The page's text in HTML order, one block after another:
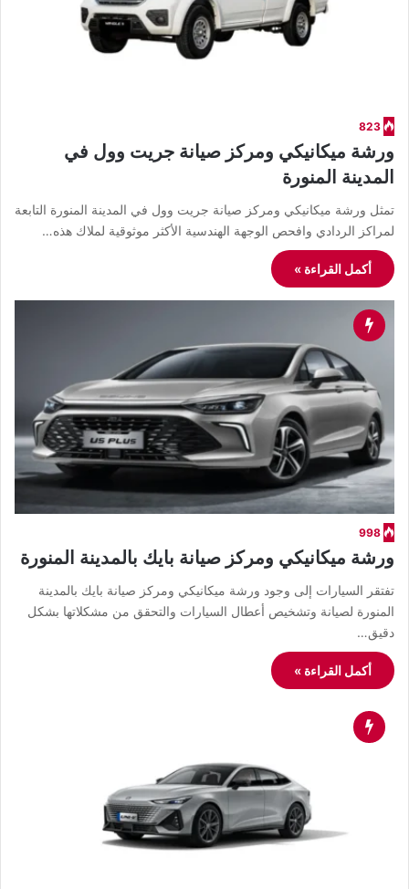
823
ورشة ميكانيكي ومركز صيانة جريت وول في
المدينة المنورة
تمثل ورشة ميكانيكي ومركز صيانة جريت وول في المدينة المنورة التابعة
لمراكز الردادي وافحص الوجهة الهندسية الأكثر موثوقية لملاك هذه…
أكمل القراءة »
998
ورشة ميكانيكي ومركز صيانة بايك بالمدينة المنورة
تفتقر السيارات إلى وجود ورشة ميكانيكي ومركز صيانة بايك بالمدينة
المنورة لصيانة وتشخيص أعطال السيارات والتحقق من مشكلاتها بشكل
دقيق…
أكمل القراءة »